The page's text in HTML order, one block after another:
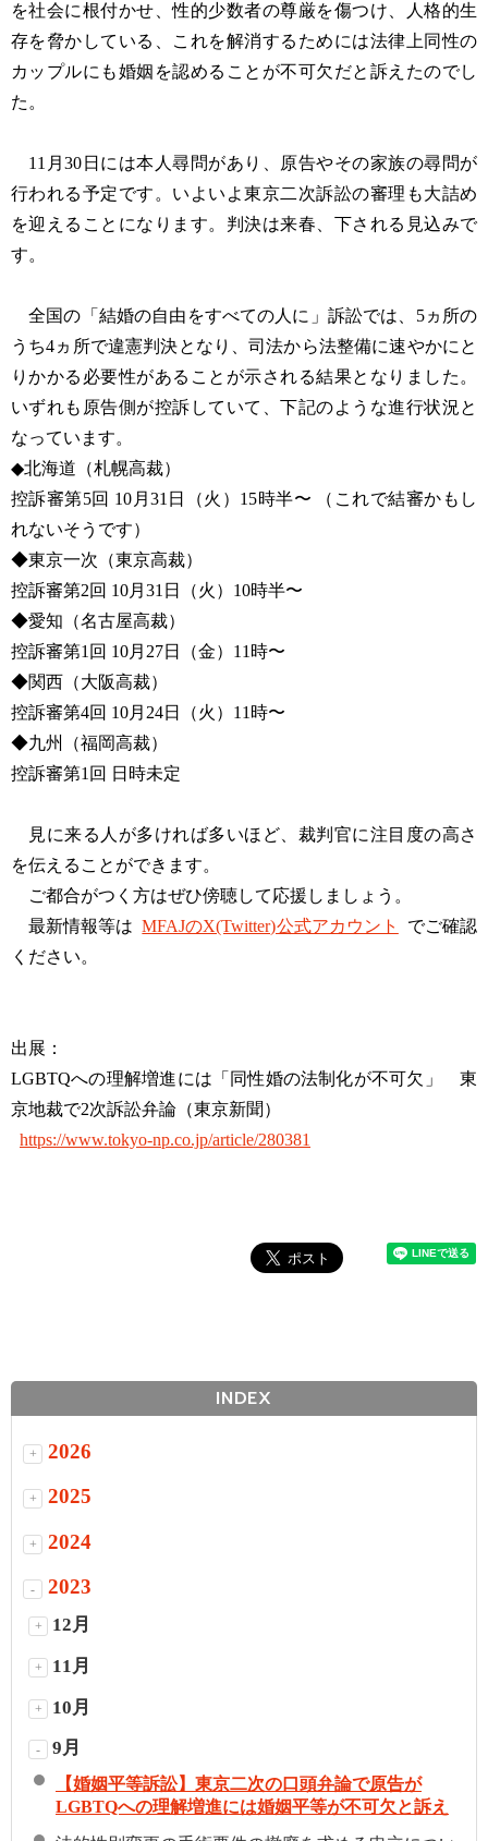
を社会に根付かせ、性的少数者の尊厳を傷つけ、人格的生
存を脅かしている、これを解消するためには法律上同性の
カップルにも婚姻を認めることが不可欠だと訴えたのでし
た。
11月30日には本人尋問があり、原告やその家族の尋問が
行われる予定です。いよいよ東京二次訴訟の審理も大詰め
を迎えることになります。判決は来春、下される見込みで
す。
全国の「結婚の自由をすべての人に」訴訟では、5ヵ所の
うち4ヵ所で違憲判決となり、司法から法整備に速やかにと
りかかる必要性があることが示される結果となりました。
いずれも原告側が控訴していて、下記のような進行状況と
なっています。
◆北海道（札幌高裁）
控訴審第5回 10月31日（火）15時半〜 （これで結審かもし
れないそうです）
◆東京一次（東京高裁）
控訴審第2回 10月31日（火）10時半〜
◆愛知（名古屋高裁）
控訴審第1回 10月27日（金）11時〜
◆関西（大阪高裁）
控訴審第4回 10月24日（火）11時〜
◆九州（福岡高裁）
控訴審第1回 日時未定
見に来る人が多ければ多いほど、裁判官に注目度の高さ
を伝えることができます。
ご都合がつく方はぜひ傍聴して応援しましょう。
最新情報等は MFAJのX(Twitter)公式アカウント
でご確認
ください。
出展：
LGBTQへの理解増進には「同性婚の法制化が不可欠」 東
京地裁で2次訴訟弁論（東京新聞）
https://www.tokyo-np.co.jp/article/280381
INDEX
+ 2026
+ 2025
+ 2024
- 2023
+ 12月
+ 11月
+ 10月
- 9月
【婚姻平等訴訟】東京二次の口頭弁論で原告が
LGBTQへの理解増進には婚姻平等が不可欠と訴え